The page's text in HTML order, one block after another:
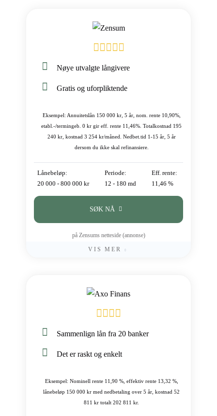
Nøye utvalgte långivere
Gratis og uforpliktende
Eksempel: Annuitetslån 150 000 kr, 5 år, nom. rente 10,90%,
etabl.-/termingeb. 0 kr gir eff. rente 11,46%. Totalkostnad 195
240 kr, kostnad 3 254 kr/måned. Nedbet.tid 1-15 år, 5 år
dersom du ikke skal refinansiere.
Lånebeløp:
20 000 - 800 000 kr
Periode:
12 - 180 md
Eff. rente:
11,46 %
SØK NÅ
på Zensums netteside (annonse)
VIS MER
Sammenlign lån fra 20 banker
Det er raskt og enkelt
Eksempel: Nominell rente 11,90 %, effektiv rente 13,32 %,
lånebeløp 150 000 kr med nedbetaling over 5 år, kostnad 52
811 kr totalt 202 811 kr.